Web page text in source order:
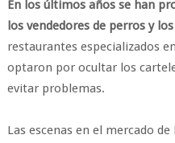
En los últimos años se han
los vendedores de perros y
restaurantes especializados
optaron por ocultar los
evitar problemas.
Las escenas en el mercado